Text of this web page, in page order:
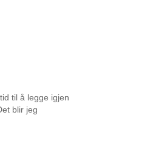
til å legge igjen
blir jeg